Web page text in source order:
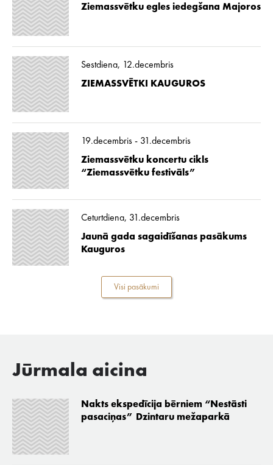
Ziemassvētku egles iedegšana Majoros
Sestdiena, 12.decembris
ZIEMASSVĒTKI KAUGUROS
19.decembris - 31.decembris
Ziemassvētku koncertu cikls
“Ziemassvētku festivāls”
Ceturtdiena, 31.decembris
Jaunā gada sagaidīšanas pasākums
Kauguros
Visi pasākumi
Jūrmala aicina
Nakts ekspedīcija bērniem “Nestāsti
pasaciņas” Dzintaru mežaparkā